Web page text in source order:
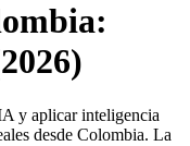
y aplicar inteligencia
desde Colombia. La